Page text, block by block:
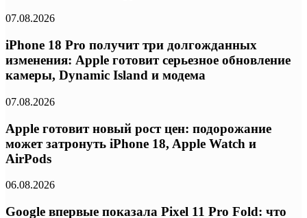
07.08.2026
iPhone 18 Pro получит три долгожданных
изменения: Apple готовит серьезное обновление
камеры, Dynamic Island и модема
07.08.2026
Apple готовит новый рост цен: подорожание
может затронуть iPhone 18, Apple Watch и
AirPods
06.08.2026
Google впервые показала Pixel 11 Pro Fold: что